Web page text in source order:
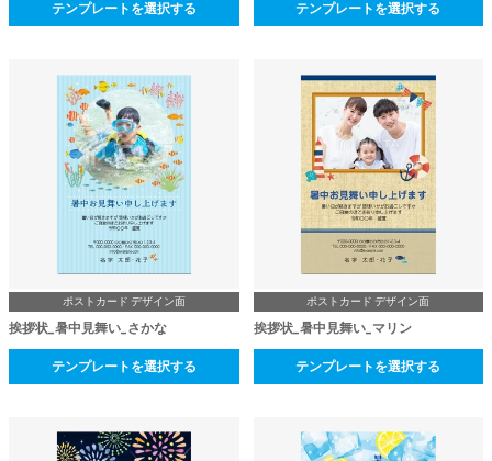
テンプレートを選択する テンプレートを選択する
ポストカード デザイン面
挨拶状_暑中見舞い_さかな
テンプレートを選択する
ポストカード デザイン面
挨拶状_暑中見舞い_マリン
テンプレートを選択する